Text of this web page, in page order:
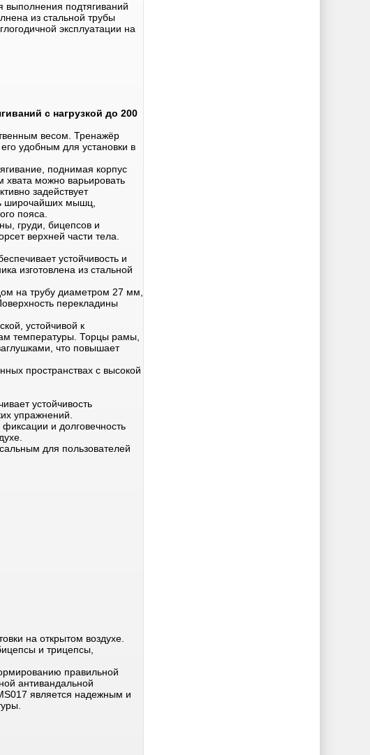
подтягиваний
из стальной трубы
эксплуатации на
с нагрузкой до 200
весом. Тренажёр
удобным для установки в
поднимая корпус
можно варьировать
задействует
широчайших мышц,
пояса.
груди, бицепсов и
верхней части тела.
устойчивость и
изготовлена из стальной
на трубу диаметром 27 мм,
перекладины
устойчивой к
температуры. Торцы рамы,
что повышает
пространствах с высокой
устойчивость
упражнений.
и долговечность
для пользователей
на открытом воздухе.
и трицепсы,
правильной
антивандальной
является надежным и